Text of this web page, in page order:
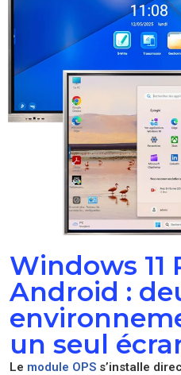
Windows 11
Android :
un seul
Le module OPS s’installe